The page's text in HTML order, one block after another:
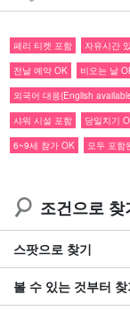
페리
"유부
은 '유후지마' 관광을
NEW】누적 참
关键词1일40名限
페리 티켓 포함 자유시간
전날 예약 OK
비오는 날
외국어 대응(English
샤워 시설 포함
당일치기
6~9세 참가 OK
모두 포함
조건으로 찾
스팟으로 찾기
볼 수 있는 것부터 찾